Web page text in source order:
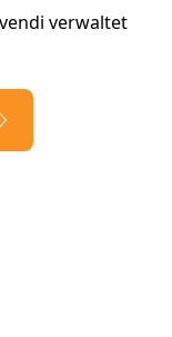
verwaltet